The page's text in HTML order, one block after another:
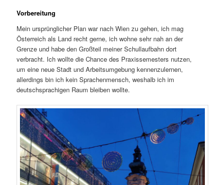
Vorbereitung
Mein ursprünglicher Plan war nach Wien zu gehen, ich mag
Österreich als Land recht gerne, ich wohne sehr nah an der
Grenze und habe den Großteil meiner Schullaufbahn dort
verbracht. Ich wollte die Chance des Praxissemesters nutzen,
um eine neue Stadt und Arbeitsumgebung kennenzulernen,
allerdings bin ich kein Sprachenmensch, weshalb ich im
deutschsprachigen Raum bleiben wollte.